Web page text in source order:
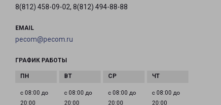
8(812) 458-09-02, 8(812) 494-88-88
EMAIL
pecom@pecom.ru
ГРАФИК РАБОТЫ
с 08:00 до
20:00
с 08:00 до
20:00
с 08:00 до
20:00
с 08:00 до
20:00